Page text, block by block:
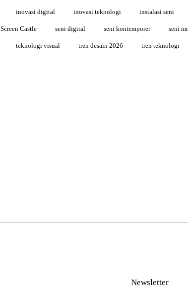
inovasi digital inovasi teknologi instalasi seni
Screen Castle seni digital seni kontemporer seni
teknologi visual tren desain 2026 tren teknologi
Newsletter